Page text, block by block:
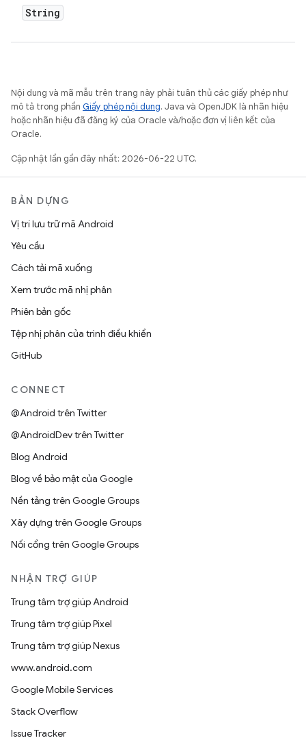
String
Nội dung và mã mẫu trên trang này phải tuân thủ các giấy phép như
mô tả trong phần Giấy phép nội dung. Java và OpenJDK là nhãn hiệu
hoặc nhãn hiệu đã đăng ký của Oracle và/hoặc đơn vị liên kết của
Oracle.
Cập nhật lần gần đây nhất: 2026-06-22 UTC.
BẢN DỰNG
Vị trí lưu trữ mã Android
Yêu cầu
Cách tải mã xuống
Xem trước mã nhị phân
Phiên bản gốc
Tệp nhị phân của trình điều khiển
GitHub
CONNECT
@Android trên Twitter
@AndroidDev trên Twitter
Blog Android
Blog về bảo mật của Google
Nền tảng trên Google Groups
Xây dựng trên Google Groups
Nối cổng trên Google Groups
NHẬN TRỢ GIÚP
Trung tâm trợ giúp Android
Trung tâm trợ giúp Pixel
Trung tâm trợ giúp Nexus
www.android.com
Google Mobile Services
Stack Overflow
Issue Tracker